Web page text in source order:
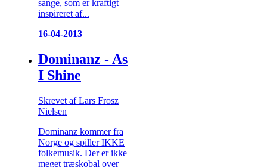
sange, som er kraftigt
inspireret af...
16-04-2013
Dominanz - As
I Shine
Skrevet af Lars Frosz
Nielsen
Dominanz kommer fra
Norge og spiller IKKE
folkemusik. Der er ikke
meget træskobal over